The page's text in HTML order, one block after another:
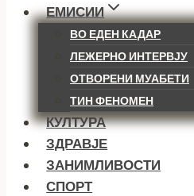
ЕМИСИИ
ВО ЕДЕН КАДАР
ЛЕЖЕРНО ИНТЕРВЈУ
ОТВОРЕНИ МУАБЕТИ
ТИН ФЕНОМЕН
КУЛТУРА
ЗДРАВЈЕ
ЗАНИМЛИВОСТИ
СПОРТ